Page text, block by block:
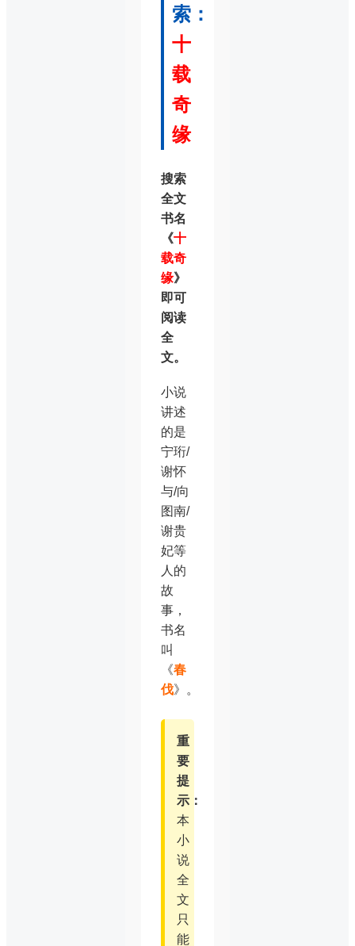
索：
十
载
奇
缘
搜索
全文
书名
《十
载奇
缘》
即可
阅读
全
文。
小说
讲述
的是
宁珩/
谢怀
与/向
图南/
谢贵
妃等
人的
故
事，
书名
叫
《春
伐》。
重
要
提
示：
本
小
说
全
文
只
能